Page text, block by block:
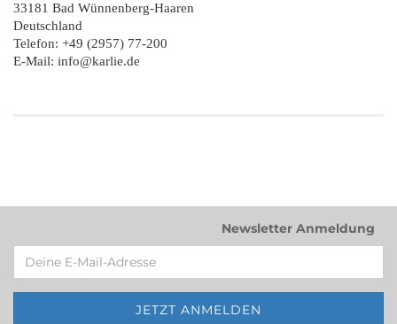
33181 Bad Wünnenberg-Haaren
Deutschland
Telefon: +49 (2957) 77-200
E-Mail: info@karlie.de
Newsletter Anmeldung